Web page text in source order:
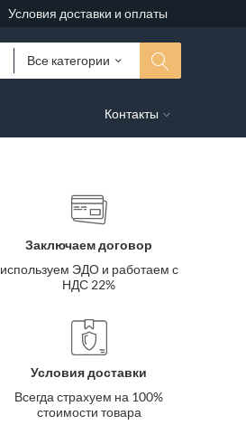
Условия доставки и оплаты
Все категории
Контакты
Заключаем договор
используем ЭДО и работаем с
НДС 22%
Условия доставки
Всегда страхуем на 100%
стоимости товара